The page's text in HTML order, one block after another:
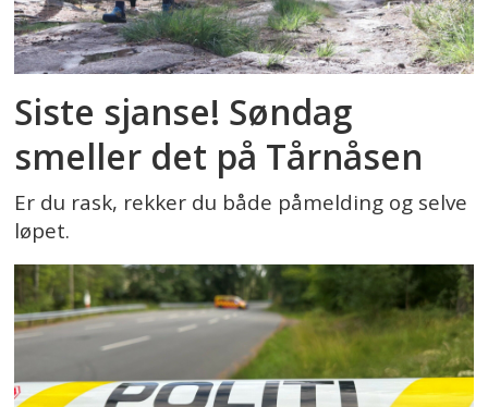
Siste sjanse! Søndag
smeller det på Tårnåsen
Er du rask, rekker du både påmelding og selve
løpet.